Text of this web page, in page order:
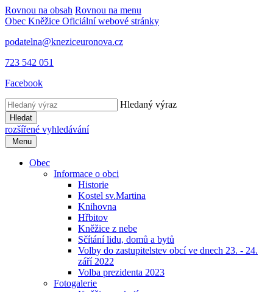
Rovnou na obsah Rovnou na menu
Obec Kněžice Oficiální webové stránky
podatelna@kneziceuronova.cz
723 542 051
Facebook
Hledaný výraz
Hledat
rozšířené vyhledávání
Menu
Obec
Informace o obci
Historie
Kostel sv.Martina
Knihovna
Hřbitov
Kněžice z nebe
Sčítání lidu, domů a bytů
Volby do zastupitelstev obcí ve dnech 23. - 24.
září 2022
Volba prezidenta 2023
Fotogalerie